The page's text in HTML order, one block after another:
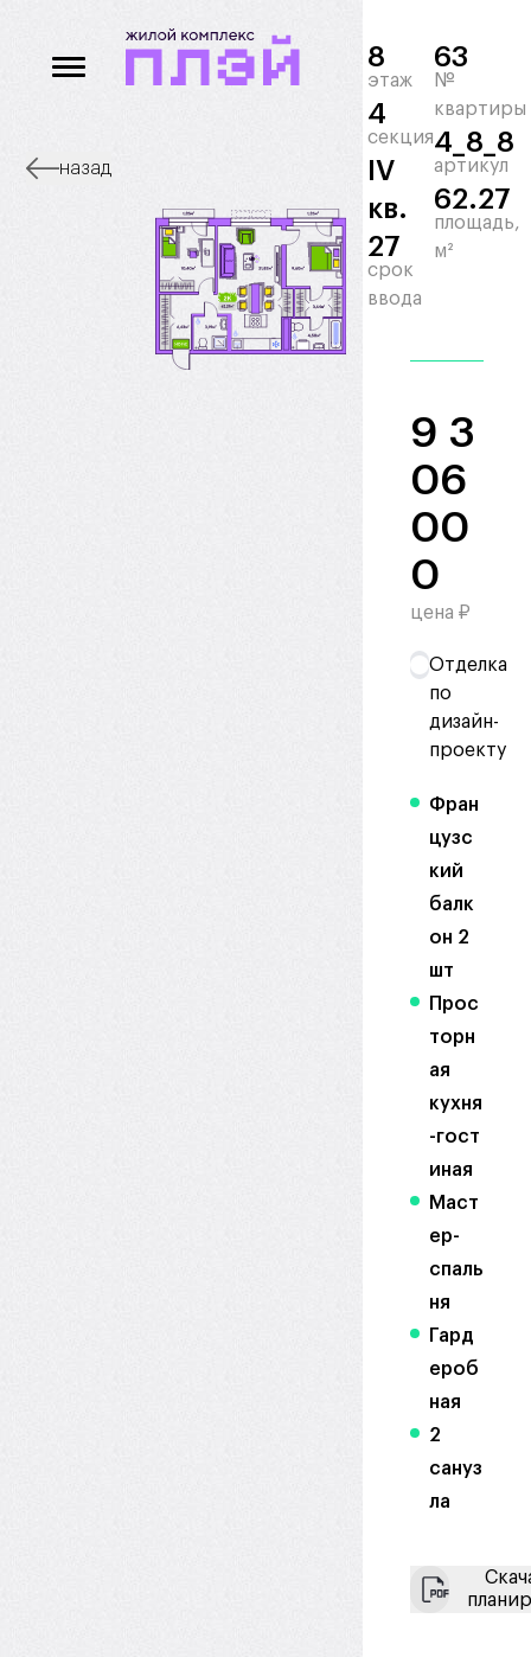
назад
8
этаж
4
секция
IV
кв.
27
срок
ввода
63
№
квартиры
4_8_8
артикул
62.27
площадь,
м²
9 3
06
00
0
цена ₽
Отделка
по
дизайн-
проекту
Фран
цузс
кий
балк
он 2
шт
Прос
торн
ая
кухня
-гост
иная
Маст
ер-
спаль
ня
Гард
ероб
ная
2
сануз
ла